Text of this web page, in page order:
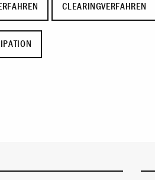
CLEARINGVERFAHREN